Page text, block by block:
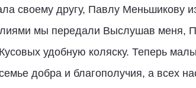
своему другу, Павлу Меньшикову
мы передали Выслушав меня,
удобную коляску. Теперь
добра и благополучия, а всех